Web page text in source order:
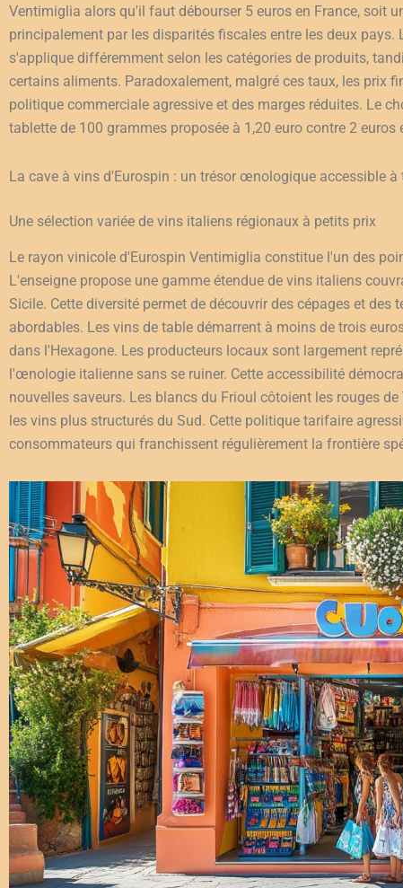
Ventimiglia alors qu'il faut débourser 5 euros en France, soit
principalement par les disparités fiscales entre les deux
s'applique différemment selon les catégories de produits,
certains aliments. Paradoxalement, malgré ces taux, les prix
politique commerciale agressive et des marges réduites. Le
tablette de 100 grammes proposée à 1,20 euro contre 2 euros
La cave à vins d'Eurospin : un trésor œnologique accessible à
Une sélection variée de vins italiens régionaux à petits prix
Le rayon vinicole d'Eurospin Ventimiglia constitue l'un des
L'enseigne propose une gamme étendue de vins italiens
Sicile. Cette diversité permet de découvrir des cépages et
abordables. Les vins de table démarrent à moins de trois
dans l'Hexagone. Les producteurs locaux sont largement
l'œnologie italienne sans se ruiner. Cette accessibilité
nouvelles saveurs. Les blancs du Frioul côtoient les rouges
les vins plus structurés du Sud. Cette politique tarifaire
consommateurs qui franchissent régulièrement la frontière